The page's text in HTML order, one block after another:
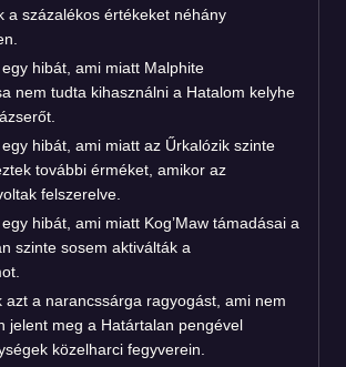
a százalékos értékeket néhány
hibát, ami miatt Malphite
nem tudta kihasználni a Hatalom kelyhe
hibát, ami miatt az Űrkalózik szinte
további érméket, amikor az
felszerelve.
hibát, ami miatt Kog’Maw támadásai a
szinte sosem aktiválták a
azt a narancssárga ragyogást, ami nem
jelent meg a Határtalan pengével
közelharci fegyverein.